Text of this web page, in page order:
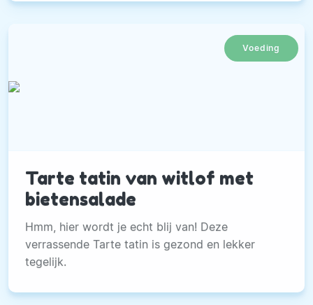
Voeding
Tarte tatin van witlof met
bietensalade
Hmm, hier wordt je echt blij van! Deze
verrassende Tarte tatin is gezond en lekker
tegelijk.